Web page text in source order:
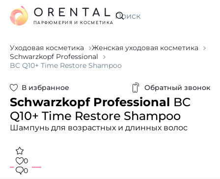
Искать
ORENTAL
ПАРФЮМЕРИЯ И КОСМЕТИКА
Уходовая косметика
Женская уходовая косметика
Schwarzkopf Professional
BC Q10+ Time Restore Shampoo
В избранное Обратный звонок
Schwarzkopf Professional BC
Q10+ Time Restore Shampoo
Шампунь для возрастных и длинных волос
0
0